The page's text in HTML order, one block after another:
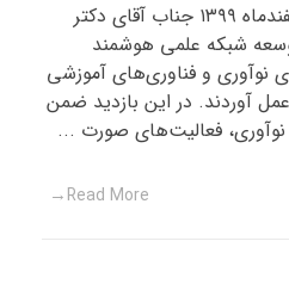
روز دوشنبه مورخ چهارم اسفندماه ۱۳۹۹ جناب آقای دکتر
شبکه علمی هوشمند
نوآوری و فناوری‌های آموزشی
آوردند. در این بازدید ضمن
فعالیت‌های صورت ...
Read More